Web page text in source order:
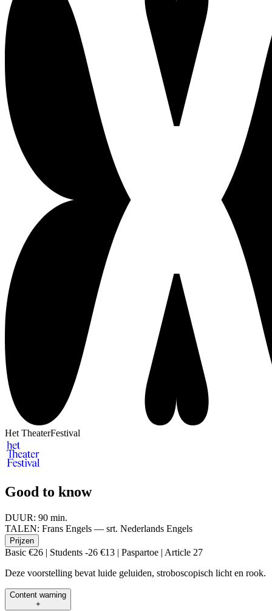
Het TheaterFestival
Good to know
DUUR: 90 min.
TALEN: Frans Engels — srt. Nederlands Engels
Prijzen
Basic €26 | Students -26 €13 | Paspartoe | Article 27
Deze voorstelling bevat luide geluiden, stroboscopisch licht en rook.
Content warning
+